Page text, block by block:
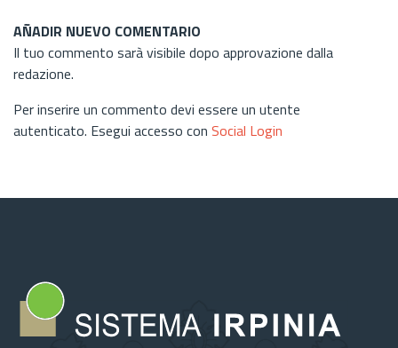
AÑADIR NUEVO COMENTARIO
Il tuo commento sarà visibile dopo approvazione dalla
redazione.
Per inserire un commento devi essere un utente
autenticato. Esegui accesso con Social Login